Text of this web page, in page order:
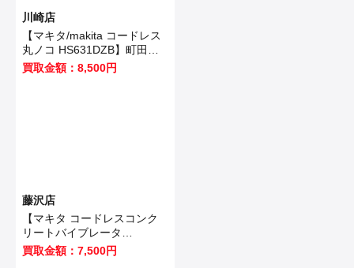
川崎店
【マキタ/makita コードレス
丸ノコ HS631DZB】町田市
のお客様から買取いたしまし
買取金額：8,500円
藤沢店
【マキタ コードレスコンク
リートバイブレータ
VR350DZ 】藤沢市のお客様
から買取させていただきまし
買取金額：7,500円